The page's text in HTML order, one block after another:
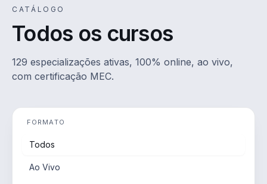
CATÁLOGO
Todos os cursos
129 especializações ativas, 100% online, ao vivo,
com certificação MEC.
FORMATO
Todos
Ao Vivo